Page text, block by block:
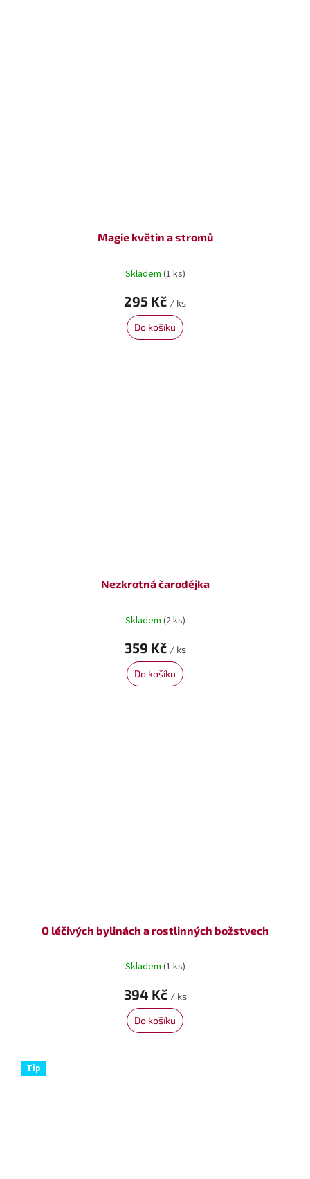
Magie květin a stromů
Skladem (1 ks)
295 Kč / ks
Do košíku
Nezkrotná čarodějka
Skladem (2 ks)
359 Kč / ks
Do košíku
O léčivých bylinách a rostlinných božstvech
Skladem (1 ks)
394 Kč / ks
Do košíku
Tip